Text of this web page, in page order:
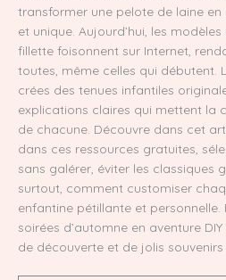
transformer une pelote de laine
et unique. Aujourd’hui, les
fillette foisonnent sur Internet,
toutes, même celles qui débutent.
crées des tenues infantiles
explications claires qui mettent la
de chacune. Découvre dans cet
dans ces ressources gratuites,
sans galérer, éviter les classiques
surtout, comment customiser
enfantine pétillante et
soirées d’automne en aventure
de découverte et de jolis souvenirs